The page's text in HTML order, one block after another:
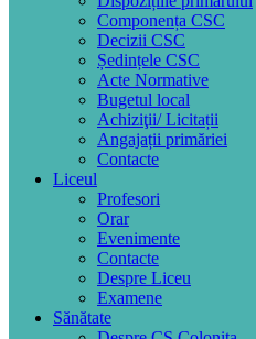
Componența CSC
Decizii CSC
Ședințele CSC
Acte Normative
Bugetul local
Achiziţii/ Licitații
Angajații primăriei
Contacte
Liceul
Profesori
Orar
Evenimente
Contacte
Despre Liceu
Examene
Sănătate